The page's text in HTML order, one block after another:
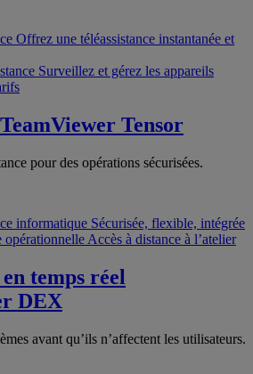
Offrez une téléassistance instantanée et
Surveillez et gérez les appareils
TeamViewer Tensor
pour des opérations sécurisées.
informatique Sécurisée, flexible, intégrée
opérationnelle Accès à distance à l’atelier
temps réel
DEX
avant qu’ils n’affectent les utilisateurs.